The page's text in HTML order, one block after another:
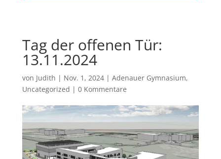
Tag der offenen Tür:
13.11.2024
von Judith | Nov. 1, 2024| Adenauer Gymnasium,
Uncategorized | 0 Kommentare